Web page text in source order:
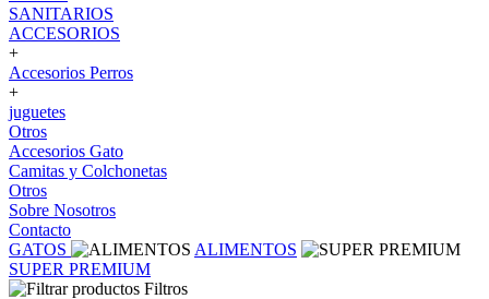
SANITARIOS
ACCESORIOS
+
Accesorios Perros
+
juguetes
Otros
Accesorios Gato
Camitas y Colchonetas
Otros
Sobre Nosotros
Contacto
GATOS
ALIMENTOS
SUPER PREMIUM
Filtros